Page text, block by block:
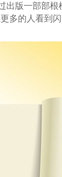
版一部部根
多的人看到